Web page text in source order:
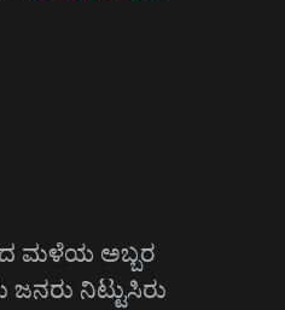
ಮಳೆಯ ಅಬ್ಬರ
ಜನರು ನಿಟ್ಟುಸಿರು